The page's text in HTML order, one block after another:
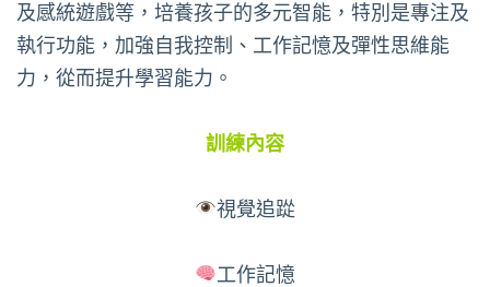
及感統遊戲等，培養孩子的多元智能，特別是專注及
執行功能，加強自我控制、工作記憶及彈性思維能
力，從而提升學習能力。
訓練內容
視覺追踨
工作記憶